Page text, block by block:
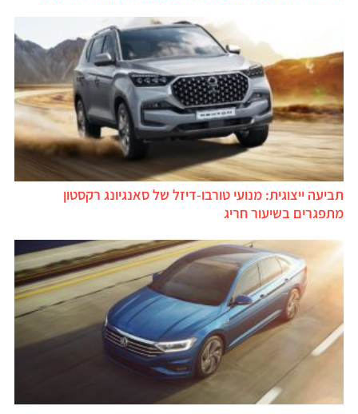
תביעה ייצוגית: מנועי טורבו-דיזל של סאנגיונג רקסטון
מתפגרים בשיעור חריג